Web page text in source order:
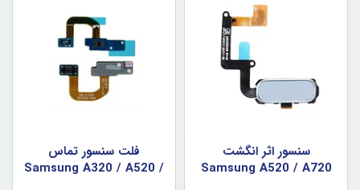
سنسور اثر انگشت
Samsung A520 / A720
فلت سنسور تماس
Samsung A320 / A520 /